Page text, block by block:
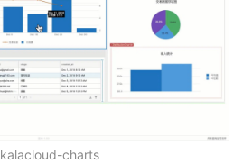
kalacloud-charts